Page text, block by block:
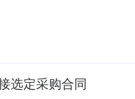
栋1层联系方式：
选定采购合同